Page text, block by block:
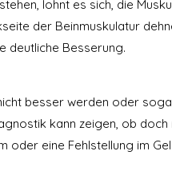
lohnt es sich, die
der Beinmuskulatur
deutliche Besserung.
besser werden oder
kann zeigen, ob
oder eine Fehlstellung im